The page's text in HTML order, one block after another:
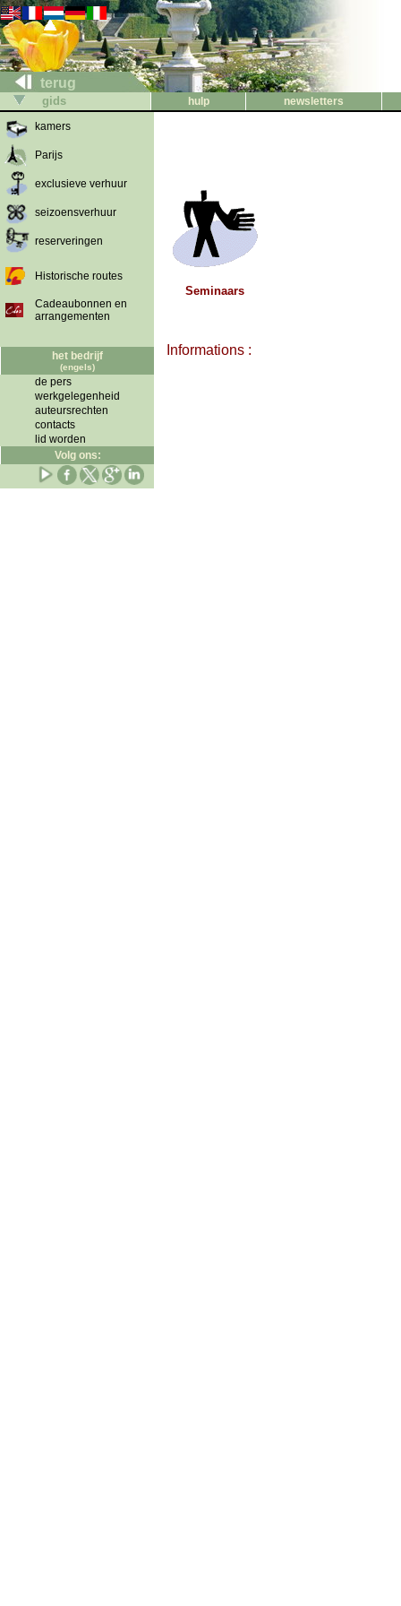
terug
gids hulp
newsletters
kamers
Parijs
exclusieve verhuur
seizoensverhuur
reserveringen
Historische routes
Cadeaubonnen en
arrangementen
het bedrijf
(engels)
de pers
werkgelegenheid
auteursrechten
contacts
lid worden
Volg ons:
Seminaars
Informations :